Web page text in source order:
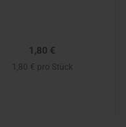
1,80 €
1,80 € pro Stück